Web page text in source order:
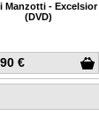
€
Manzotti - Excelsior
(DVD)